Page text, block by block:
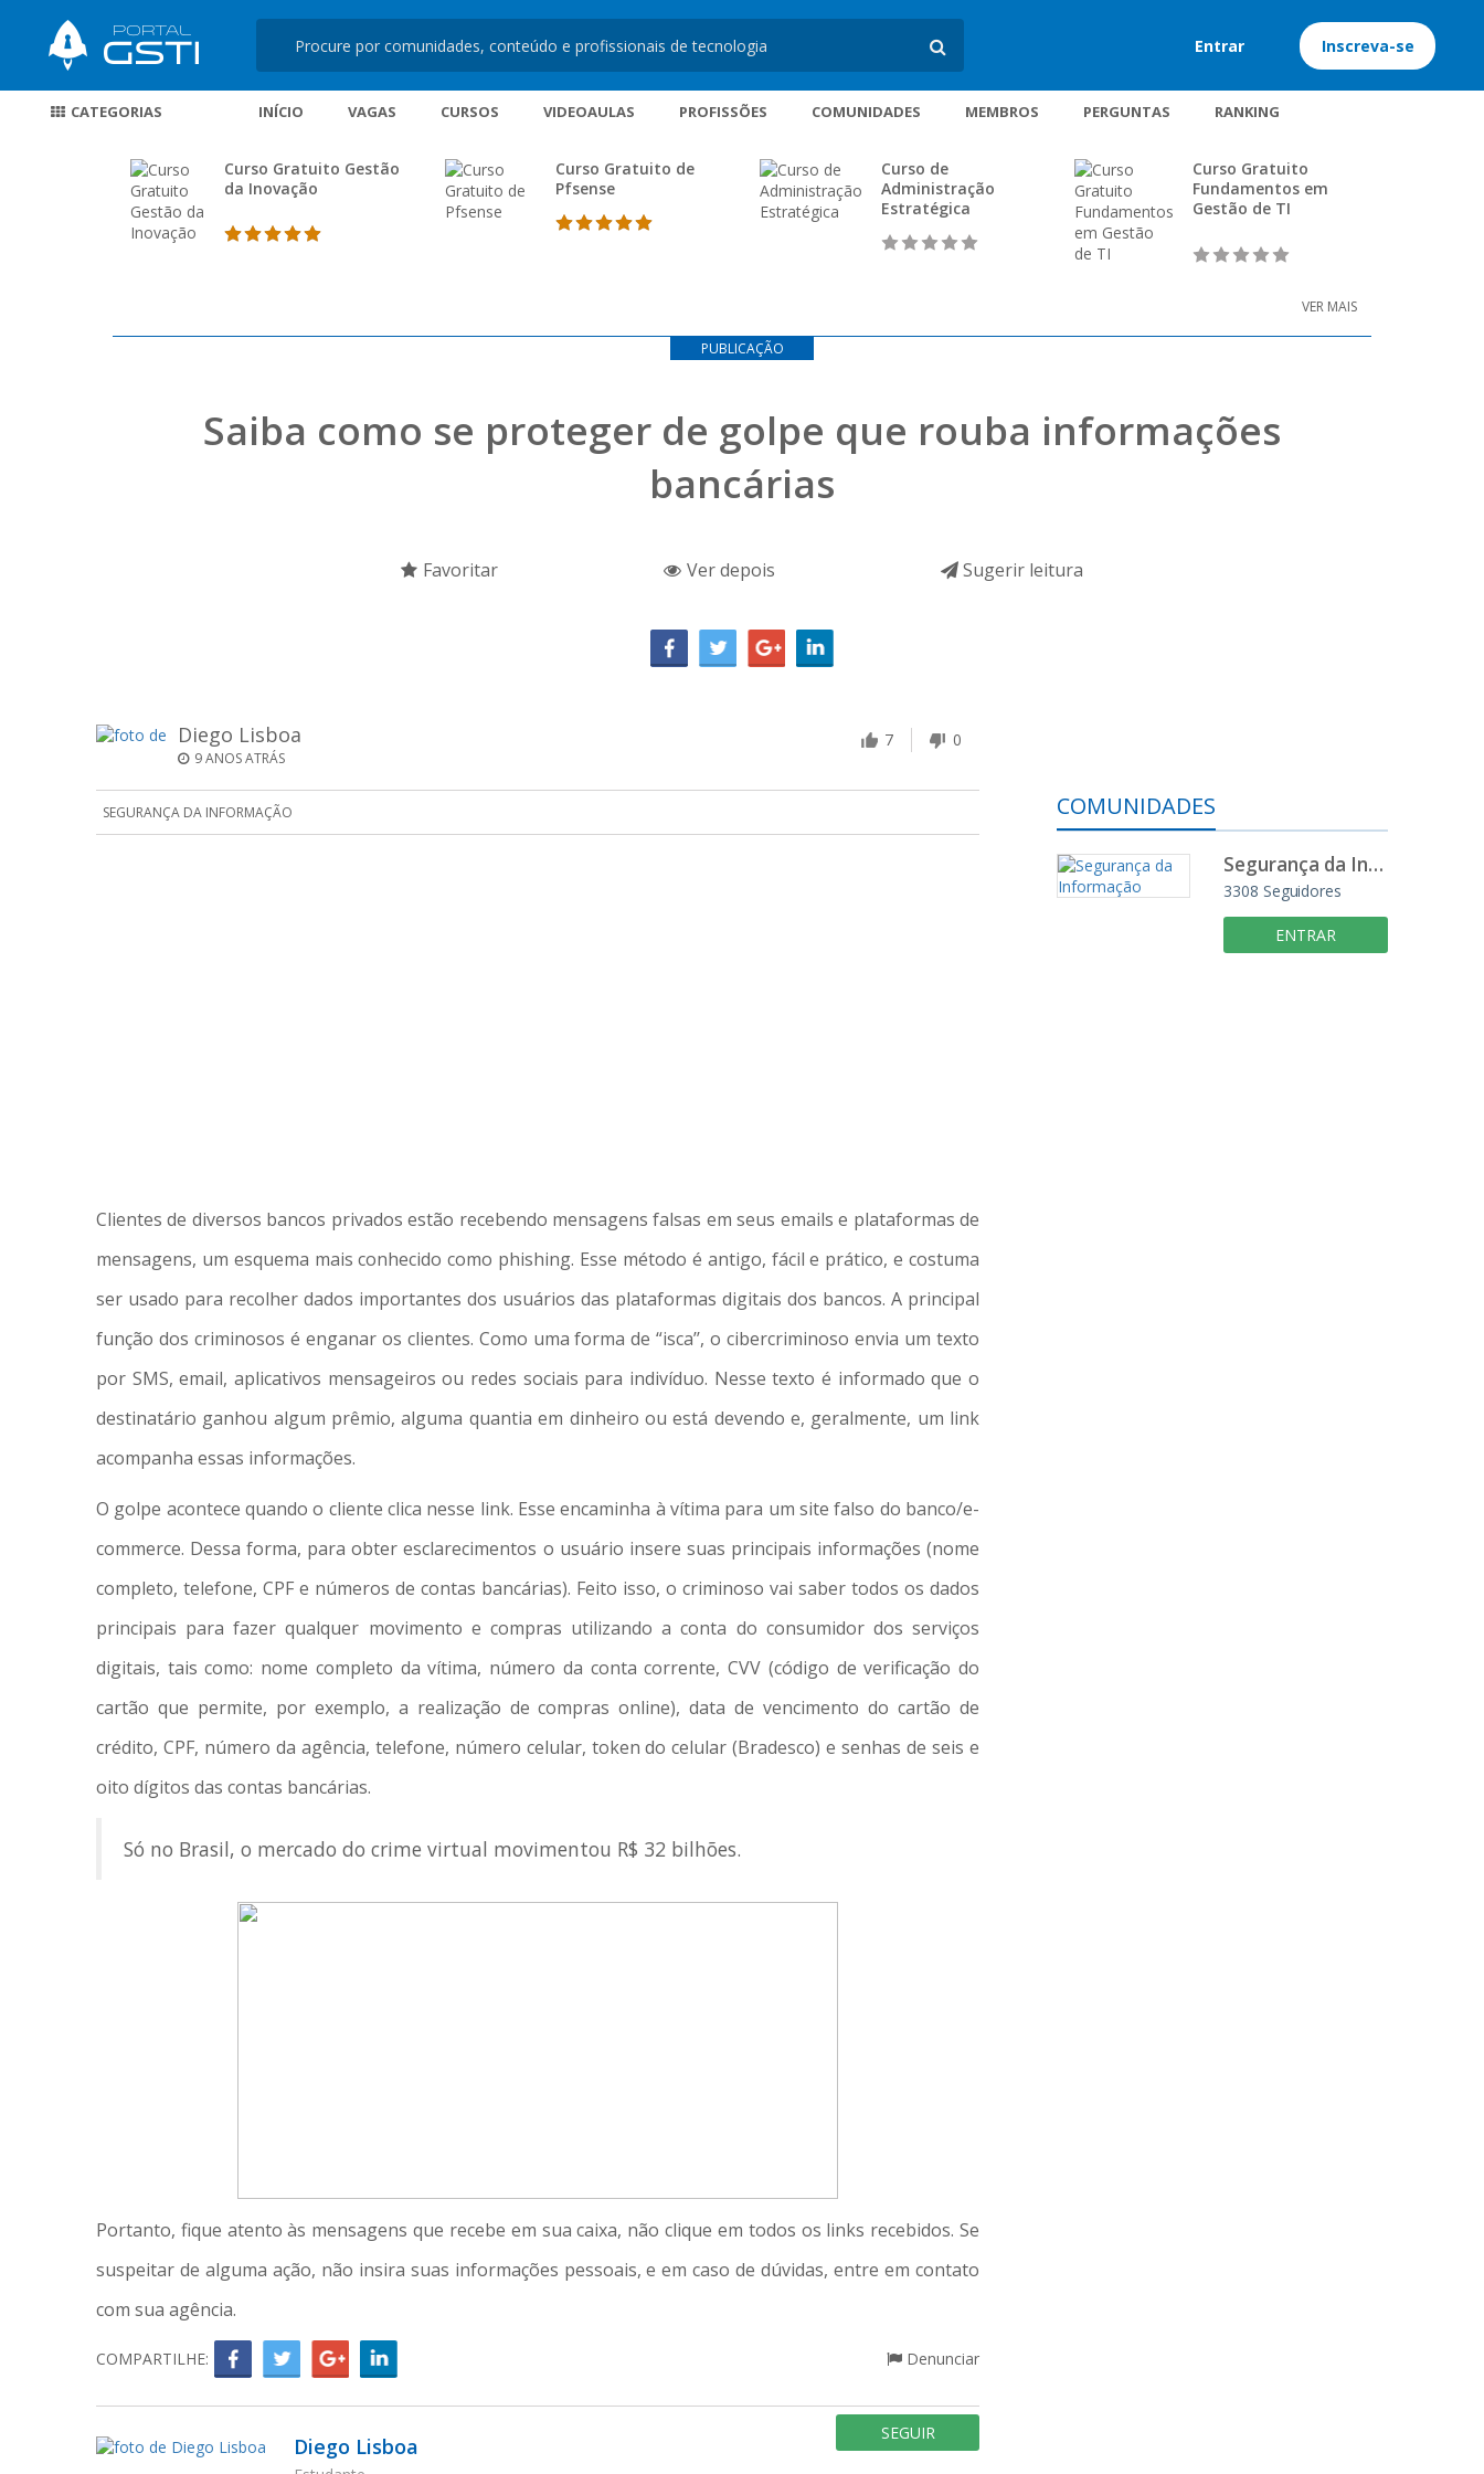
Entrar Inscreva-se
CATEGORIAS INÍCIO VAGAS CURSOS VIDEOAULAS PROFISSÕES COMUNIDADES MEMBROS PERGUNTAS RANKING
Curso Gratuito Gestão
da Inovação
Curso Gratuito de
Pfsense
Curso de
Administração
Estratégica
Curso Gratuito
Fundamentos em
Gestão de TI
VER MAIS
PUBLICAÇÃO
Saiba como se proteger de golpe que rouba informações
bancárias
Favoritar Ver depois Sugerir leitura
Diego Lisboa
9 ANOS ATRÁS
7 0
SEGURANÇA DA INFORMAÇÃO
Clientes de diversos bancos privados estão recebendo mensagens falsas em seus emails e plataformas de
mensagens, um esquema mais conhecido como phishing. Esse método é antigo, fácil e prático, e costuma
ser usado para recolher dados importantes dos usuários das plataformas digitais dos bancos. A principal
função dos criminosos é enganar os clientes. Como uma forma de “isca’’, o cibercriminoso envia um texto
por SMS, email, aplicativos mensageiros ou redes sociais para indivíduo. Nesse texto é informado que o
destinatário ganhou algum prêmio, alguma quantia em dinheiro ou está devendo e, geralmente, um link
acompanha essas informações.
O golpe acontece quando o cliente clica nesse link. Esse encaminha à vítima para um site falso do banco/e-
commerce. Dessa forma, para obter esclarecimentos o usuário insere suas principais informações (nome
completo, telefone, CPF e números de contas bancárias). Feito isso, o criminoso vai saber todos os dados
principais para fazer qualquer movimento e compras utilizando a conta do consumidor dos serviços
digitais, tais como: nome completo da vítima, número da conta corrente, CVV (código de verificação do
cartão que permite, por exemplo, a realização de compras online), data de vencimento do cartão de
crédito, CPF, número da agência, telefone, número celular, token do celular (Bradesco) e senhas de seis e
oito dígitos das contas bancárias.
Só no Brasil, o mercado do crime virtual movimentou R$ 32 bilhões.
Portanto, fique atento às mensagens que recebe em sua caixa, não clique em todos os links recebidos. Se
suspeitar de alguma ação, não insira suas informações pessoais, e em caso de dúvidas, entre em contato
com sua agência.
COMPARTILHE: Denunciar
Diego Lisboa
SEGUIR
COMUNIDADES
Segurança da Informação
3308 Seguidores
ENTRAR